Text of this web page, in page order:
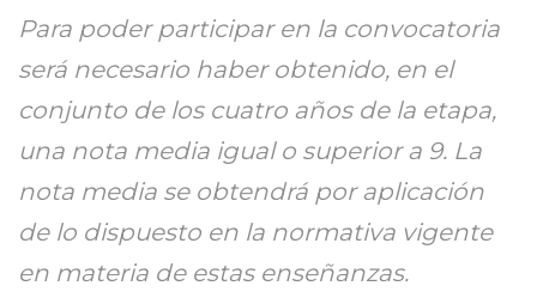
Para poder participar en la convocatoria
será necesario haber obtenido, en el
conjunto de los cuatro años de la etapa,
una nota media igual o superior a 9. La
nota media se obtendrá por aplicación
de lo dispuesto en la normativa vigente
en materia de estas enseñanzas.